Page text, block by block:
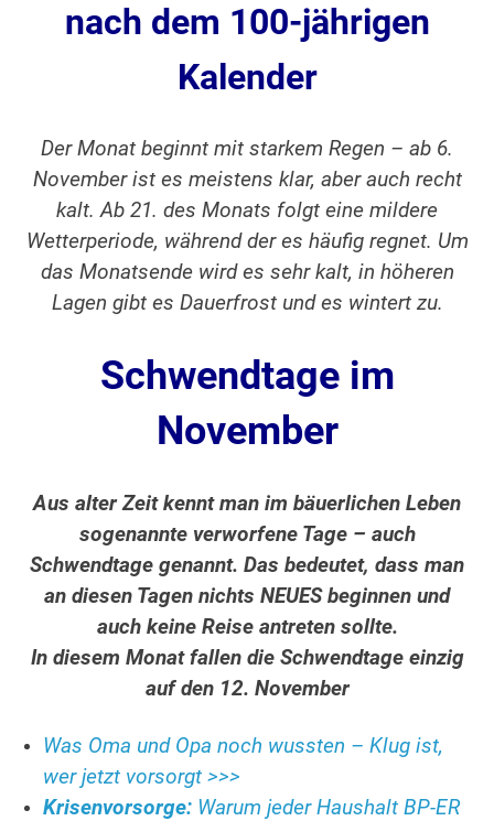
nach dem 100-jährigen
Kalender
Der Monat beginnt mit starkem Regen – ab 6.
November ist es meistens klar, aber auch recht
kalt. Ab 21. des Monats folgt eine mildere
Wetterperiode, während der es häufig regnet. Um
das Monatsende wird es sehr kalt, in höheren
Lagen gibt es Dauerfrost und es wintert zu.
Schwendtage im
November
Aus alter Zeit kennt man im bäuerlichen Leben
sogenannte verworfene Tage – auch
Schwendtage genannt. Das bedeutet, dass man
an diesen Tagen nichts NEUES beginnen und
auch keine Reise antreten sollte.
In diesem Monat fallen die Schwendtage einzig
auf den 12. November
Was Oma und Opa noch wussten – Klug ist,
wer jetzt vorsorgt >>>
Krisenvorsorge: Warum jeder Haushalt BP-ER